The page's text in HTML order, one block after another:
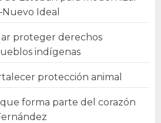
Ideal
proteger derechos
indígenas
protección animal
que forma parte del corazón